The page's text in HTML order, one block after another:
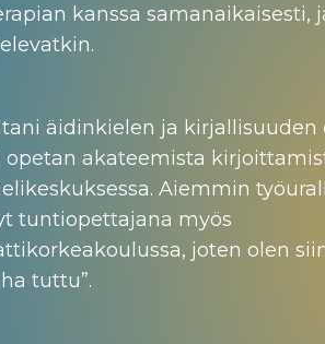
kanssa samanaikaisesti,
äidinkielen ja kirjallisuuden
opetan akateemista
Aiemmin
tuntiopettajana myös
joten olen
tuttu”.